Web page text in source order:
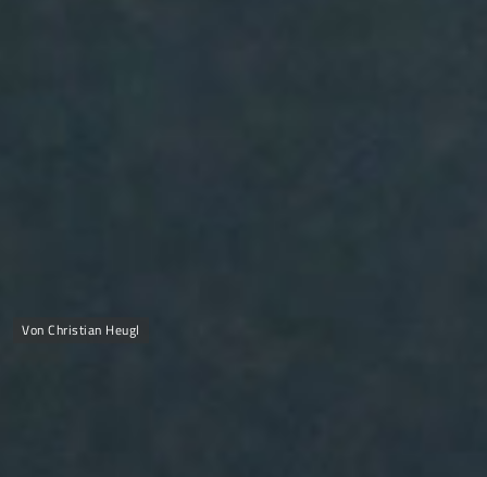
Von Christian Heugl